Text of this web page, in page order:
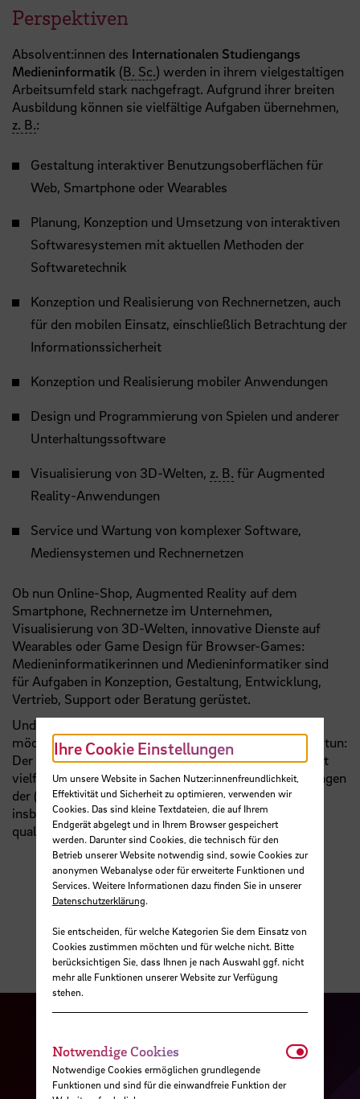
Perspektiven
Absolvent:innen des Internationalen Studiengangs
Medieninformatik (B. Sc.) werden in ihrem vielgestaltigen
Arbeitsumfeld stark nachgefragt. Aufgrund ihrer breiten
Ausbildung können sie vielfältige Aufgaben übernehmen,
z. B.:
Gestaltung interaktiver Benutzungsoberflächen für
Web, Smartphone oder Wearables
Planung, Konzeption und Umsetzung von interaktiven
Softwaresystemen mit aktuellen Methoden der
Softwaretechnik
Konzeption und Realisierung von Rechnernetzen, auch
für den mobilen Einsatz, einschließlich Betrachtung der
Informationssicherheit
Konzeption und Realisierung mobiler Anwendungen
Design und Programmierung von Spielen und anderer
Unterhaltungssoftware
Visualisierung von 3D-Welten, z. B. für Augmented
Reality-Anwendungen
Service und Wartung von komplexer Software,
Mediensystemen und Rechnernetzen
Ob nun Online-Shop, Augmented Reality auf dem
Smartphone, Rechnernetze im Unternehmen,
Visualisierung von 3D-Welten, innovative Dienste auf
Wearables oder Game Design für Browser-Games:
Medieninformatikerinnen und Medieninformatiker sind
für Aufgaben in Konzeption, Gestaltung, Entwicklung,
Vertrieb, Support oder Beratung gerüstet.
Und wer sich nach dem Bachelor weiterqualifizieren
möchte, kann dies an der Hochschule Bremen nahtlos tun:
Der konsekutiveMaster-Studiengang Informatikbietet
vielfältige Möglichkeiten, sich vertieft mit Fragestellungen
der (Medien-)Informatik zu beschäftigen und sich
insbesondere für leitende und forschende Aufgaben zu
qualifizieren.
Ihre Cookie Einstellungen
Um unsere Website in Sachen Nutzer:innenfreundlichkeit,
Effektivität und Sicherheit zu optimieren, verwenden wir
Cookies. Das sind kleine Textdateien, die auf Ihrem
Endgerät abgelegt und in Ihrem Browser gespeichert
werden. Darunter sind Cookies, die technisch für den
Betrieb unserer Website notwendig sind, sowie Cookies zur
anonymen Webanalyse oder für erweiterte Funktionen und
Services. Weitere Informationen dazu finden Sie in unserer
Datenschutzerklärung.
Sie entscheiden, für welche Kategorien Sie dem Einsatz von
Cookies zustimmen möchten und für welche nicht. Bitte
berücksichtigen Sie, dass Ihnen je nach Auswahl ggf. nicht
mehr alle Funktionen unserer Website zur Verfügung
stehen.
Notwendige Cookies
Notwendige Cookies ermöglichen grundlegende
Funktionen und sind für die einwandfreie Funktion der